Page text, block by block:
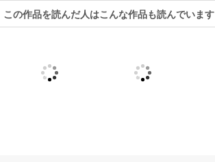
この作品を読んだ人はこんな作品も読んでいます